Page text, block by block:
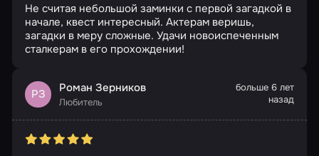
Не считая небольшой заминки с первой загадкой в
начале, квест интересный. Актерам веришь,
загадки в меру сложные. Удачи новоиспеченным
сталкерам в его прохождении!
РЗ Роман Зерников
Любитель
больше 6 лет
назад